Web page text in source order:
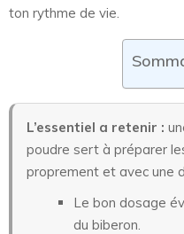
ton rythme de vie.
L’essentiel a retenir :
poudre sert à préparer
proprement et avec une
Le bon dosage
du biberon.